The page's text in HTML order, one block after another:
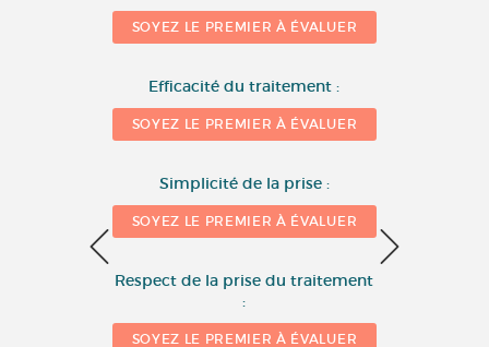
SOYEZ LE PREMIER À ÉVALUER
Efficacité du traitement :
SOYEZ LE PREMIER À ÉVALUER
Simplicité de la prise :
SOYEZ LE PREMIER À ÉVALUER
Respect de la prise du traitement
:
SOYEZ LE PREMIER À ÉVALUER